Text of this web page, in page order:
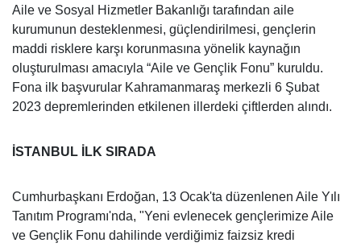
Aile ve Sosyal Hizmetler Bakanlığı tarafından aile
kurumunun desteklenmesi, güçlendirilmesi, gençlerin
maddi risklere karşı korunmasına yönelik kaynağın
oluşturulması amacıyla “Aile ve Gençlik Fonu” kuruldu.
Fona ilk başvurular Kahramanmaraş merkezli 6 Şubat
2023 depremlerinden etkilenen illerdeki çiftlerden alındı.
İSTANBUL İLK SIRADA
Cumhurbaşkanı Erdoğan, 13 Ocak'ta düzenlenen Aile Yılı
Tanıtım Programı'nda, "Yeni evlenecek gençlerimize Aile
ve Gençlik Fonu dahilinde verdiğimiz faizsiz kredi